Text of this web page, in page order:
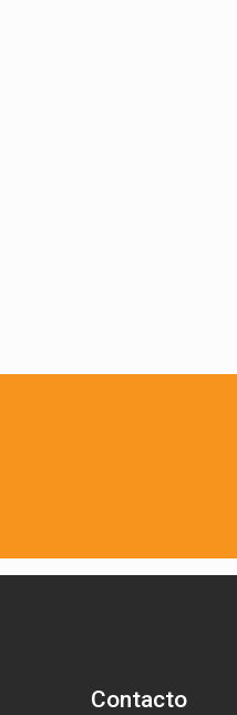
Contacto